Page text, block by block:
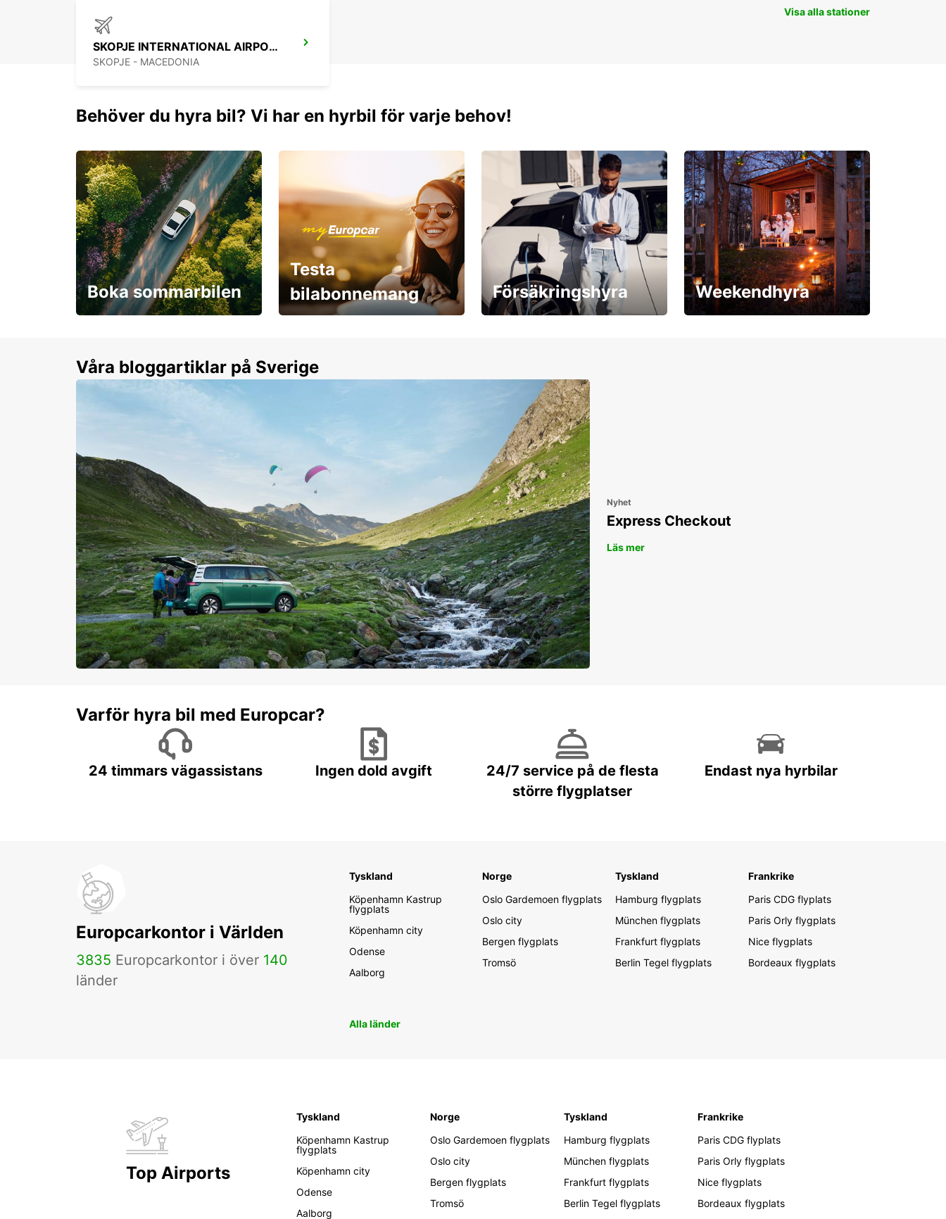
SKOPJE INTERNATIONAL AIRPORT
SKOPJE - MACEDONIA
Visa alla stationer
Behöver du hyra bil? Vi har en hyrbil för varje behov!
Boka sommarbilen
Testa
bilabonnemang
Försäkringshyra Weekendhyra
Våra bloggartiklar på Sverige
Nyhet
Express Checkout
Läs mer
Varför hyra bil med Europcar?
24 timmars vägassistans Ingen dold avgift
24/7 service på de flesta
större flygplatser
Endast nya hyrbilar
Europcarkontor i Världen
3835 Europcarkontor i över 140
länder
Tyskland
Köpenhamn Kastrup
flygplats
Köpenhamn city
Odense
Aalborg
Norge
Oslo Gardemoen flygplats
Oslo city
Bergen flygplats
Tromsö
Tyskland
Hamburg flygplats
München flygplats
Frankfurt flygplats
Berlin Tegel flygplats
Frankrike
Paris CDG flyplats
Paris Orly flygplats
Nice flygplats
Bordeaux flygplats
Alla länder
Top Airports
Tyskland
Köpenhamn Kastrup
flygplats
Köpenhamn city
Odense
Aalborg
Norge
Oslo Gardemoen flygplats
Oslo city
Bergen flygplats
Tromsö
Tyskland
Hamburg flygplats
München flygplats
Frankfurt flygplats
Berlin Tegel flygplats
Frankrike
Paris CDG flyplats
Paris Orly flygplats
Nice flygplats
Bordeaux flygplats